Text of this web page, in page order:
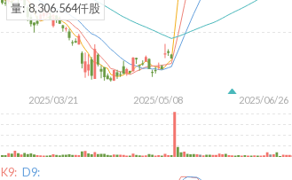
2025/03/21 2025/05/08 2025/06/26
量: 8,306.564仟股
K9: D9: